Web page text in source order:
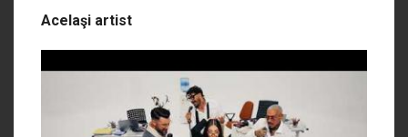
Acelaşi artist